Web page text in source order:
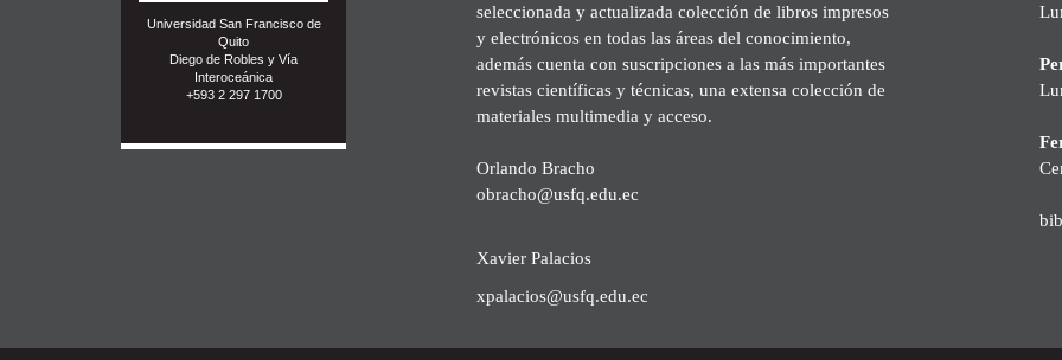
Universidad San Francisco de
Quito
Diego de Robles y Vía
Interoceánica
+593 2 297 1700
seleccionada y actualizada colección de libros impresos
y electrónicos en todas las áreas del conocimiento,
además cuenta con suscripciones a las más importantes
revistas científicas y técnicas, una extensa colección de
materiales multimedia y acceso.
Orlando Bracho
obracho@usfq.edu.ec
Xavier Palacios
xpalacios@usfq.edu.ec